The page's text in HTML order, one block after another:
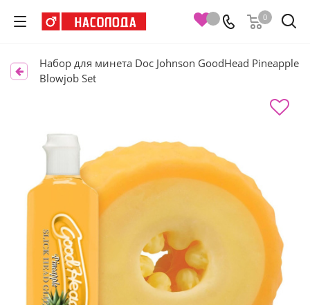
0
Набор для минета Doc Johnson GoodHead Pineapple
Blowjob Set